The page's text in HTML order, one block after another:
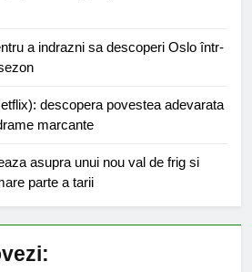
a indrazni sa descoperi Oslo într-
descopera povestea adevarata
marcante
asupra unui nou val de frig si
parte a tarii